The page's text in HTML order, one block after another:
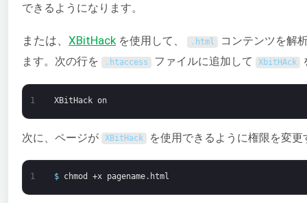
できるようになります。
または、 XBitHackを使用して、 . html コンテンツを解
ます。次の行を
. htaccess ファイルに追加して XbitHAck
1 XBitHack on
次に、ページが XBitHack を使用できるように権限を変
1 $ chmod +x pagename. html